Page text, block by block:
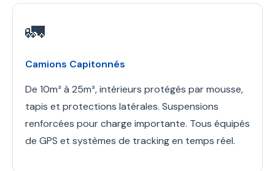
🚛
Camions Capitonnés
De 10m³ à 25m³, intérieurs protégés par mousse,
tapis et protections latérales. Suspensions
renforcées pour charge importante. Tous équipés
de GPS et systèmes de tracking en temps réel.